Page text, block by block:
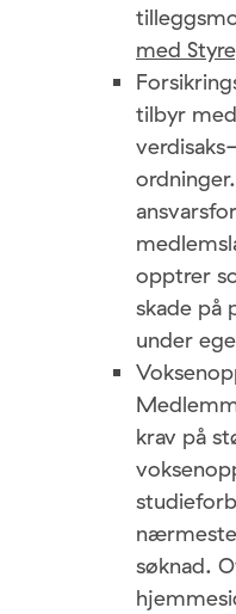
med
tilbyr
opptrer
skade på
under
krav på
søknad.